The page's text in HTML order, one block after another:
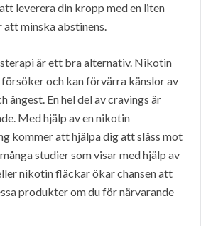
leverera din kropp med en liten
minska abstinens.
är ett bra alternativ. Nikotin
och kan förvärra känslor av
ångest. En hel del av cravings är
Med hjälp av en nikotin
kommer att hjälpa dig att slåss mot
studier som visar med hjälp av
nikotin fläckar ökar chansen att
produkter om du för närvarande